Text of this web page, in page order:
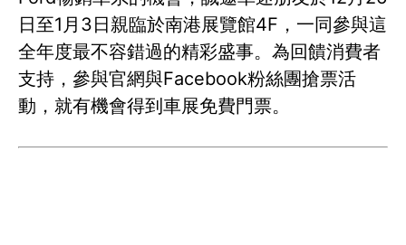
日至1月3日親臨於南港展覽館4F，一同參與這
全年度最不容錯過的精彩盛事。為回饋消費者
支持，參與官網與Facebook粉絲團搶票活
動，就有機會得到車展免費門票。